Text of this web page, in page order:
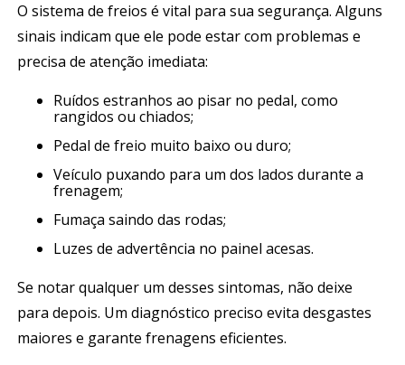
O sistema de freios é vital para sua segurança. Alguns
sinais indicam que ele pode estar com problemas e
precisa de atenção imediata:
Ruídos estranhos ao pisar no pedal, como
rangidos ou chiados;
Pedal de freio muito baixo ou duro;
Veículo puxando para um dos lados durante a
frenagem;
Fumaça saindo das rodas;
Luzes de advertência no painel acesas.
Se notar qualquer um desses sintomas, não deixe
para depois. Um diagnóstico preciso evita desgastes
maiores e garante frenagens eficientes.